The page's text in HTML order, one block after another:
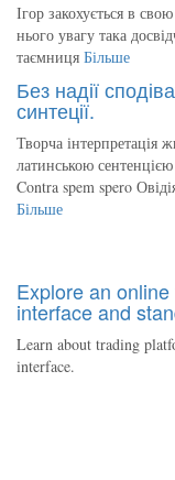
Ігор закохується в
нього увагу така
таємниця Більше
Без надії
синтеції.
Творча інтерпретація
латинською сентенцією
Contra spem spero
Більше
Explore an
interface and
Learn about trading
interface.